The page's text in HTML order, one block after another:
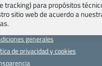
de Viajes.com
de agencias
frecuentes
generales
de privacidad y cookies
tracking) para propósitos
sitio web de acuerdo a